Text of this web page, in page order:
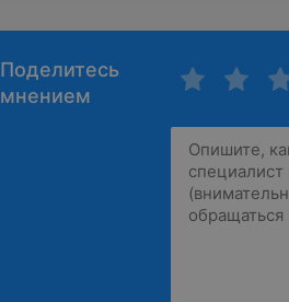
Поделитесь
мнением